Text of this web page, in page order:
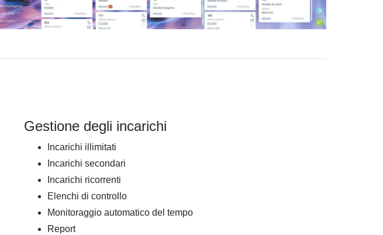
Gestione degli incarichi
Incarichi illimitati
Incarichi secondari
Incarichi ricorrenti
Elenchi di controllo
Monitoraggio automatico del tempo
Report